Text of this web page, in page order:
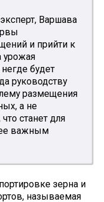
Варшава
и прийти к
урожая
будет
руководству
размещения
а не
станет для
важным
зерна и
называемая